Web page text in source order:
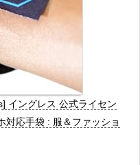
イングレス 公式ライセン
対応手袋 : 服＆ファッショ